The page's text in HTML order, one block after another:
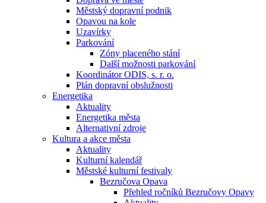
Městský dopravní podnik
Opavou na kole
Uzavírky
Parkování
Zóny placeného stání
Další možnosti parkování
Koordinátor ODIS, s. r. o.
Plán dopravní obslužnosti
Energetika
Aktuality
Energetika města
Alternativní zdroje
Kultura a akce města
Aktuality
Kulturní kalendář
Městské kulturní festivaly
Bezručova Opava
Přehled ročníků Bezručovy Opavy